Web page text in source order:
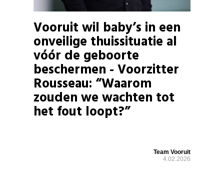
Vooruit wil baby’s in een
onveilige thuissituatie al
vóór de geboorte
beschermen - Voorzitter
Rousseau: “Waarom
zouden we wachten tot
het fout loopt?”
Team Vooruit
4.02.2026